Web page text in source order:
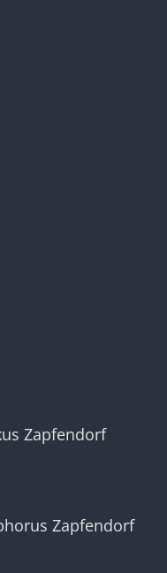
Zapfendorf
Zapfendorf